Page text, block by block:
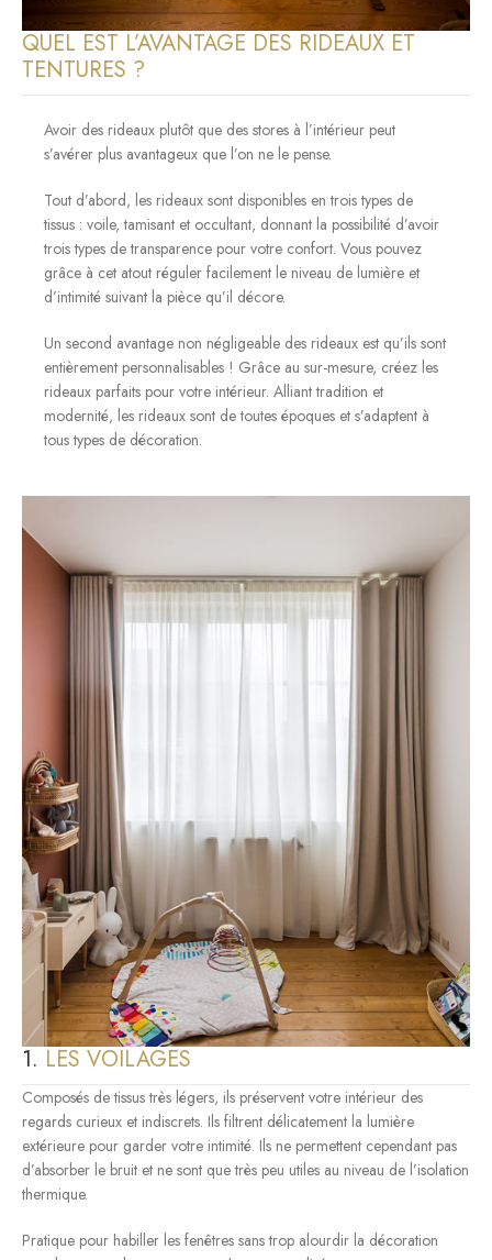
QUEL EST L’AVANTAGE DES RIDEAUX ET
TENTURES ?
Avoir des rideaux plutôt que des stores à l’intérieur peut
s’avérer plus avantageux que l’on ne le pense.
Tout d’abord, les rideaux sont disponibles en trois types de
tissus : voile, tamisant et occultant, donnant la possibilité d’avoir
trois types de transparence pour votre confort. Vous pouvez
grâce à cet atout réguler facilement le niveau de lumière et
d’intimité suivant la pièce qu’il décore.
Un second avantage non négligeable des rideaux est qu’ils sont
entièrement personnalisables ! Grâce au sur-mesure, créez les
rideaux parfaits pour votre intérieur. Alliant tradition et
modernité, les rideaux sont de toutes époques et s’adaptent à
tous types de décoration.
1. LES VOILAGES
Composés de tissus très légers, ils préservent votre intérieur des
regards curieux et indiscrets. Ils filtrent délicatement la lumière
extérieure pour garder votre intimité. Ils ne permettent cependant pas
d’absorber le bruit et ne sont que très peu utiles au niveau de l’isolation
thermique.
Pratique pour habiller les fenêtres sans trop alourdir la décoration